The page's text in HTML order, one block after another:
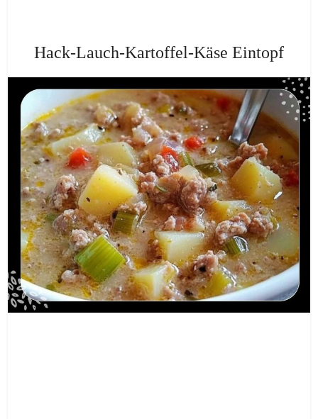
Hack-Lauch-Kartoffel-Käse Eintopf